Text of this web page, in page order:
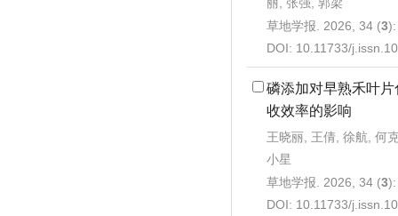
草地学报. 2026, 34 (3
DOI: 10.11733/
磷添加对早熟禾叶
收效率的影响
王晓丽, 王倩, 徐航, 何
小星
草地学报. 2026, 34 (3
DOI: 10.11733/